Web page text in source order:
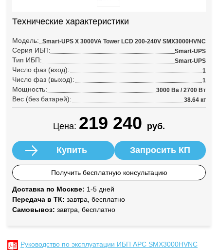
Технические характеристики
Модель: Smart-UPS X 3000VA Tower LCD 200-240V SMX3000HVNC
Серия ИБП: Smart-UPS
Тип ИБП: Smart-UPS
Число фаз (вход): 1
Число фаз (выход): 1
Мощность: 3000 Ва / 2700 Вт
Вес (без батарей): 38.64 кг
Цена: 219 240 руб.
Купить Запросить КП
Получить бесплатную консультацию
Доставка по Москве: 1-5 дней
Передача в ТК: завтра, бесплатно
Самовывоз: завтра, бесплатно
Руководство по эксплуатации ИБП APC SMX3000HVNC